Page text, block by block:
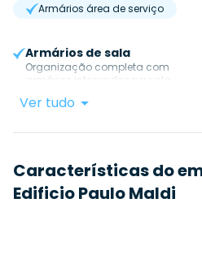
Armários área de serviço
Armários de sala
Organização completa com
armários integrados na sala.
Ver tudo
Características do
Edificio Paulo Maldi